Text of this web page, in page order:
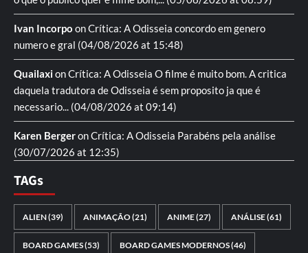
Ivan Incorpo onCrítica: A Odisseia concordo em genero
numero e gral (04/08/2026 at 15:48)
QuailaxionCrítica: A Odisseia O filme é muito bom. A critica
daquela tradutora de Odisseia é sem proposito ja que é
necessario... (04/08/2026 at 09:14)
Karen BergeronCrítica: A Odisseia Parabéns pela análise
(30/07/2026 at 12:35)
TAGs
ALIEN(39) ANIMAÇÃO(21) ANIME(27) ANÁLISE(61)
BOARD GAMES(53) BOARD GAMES MODERNOS(46)